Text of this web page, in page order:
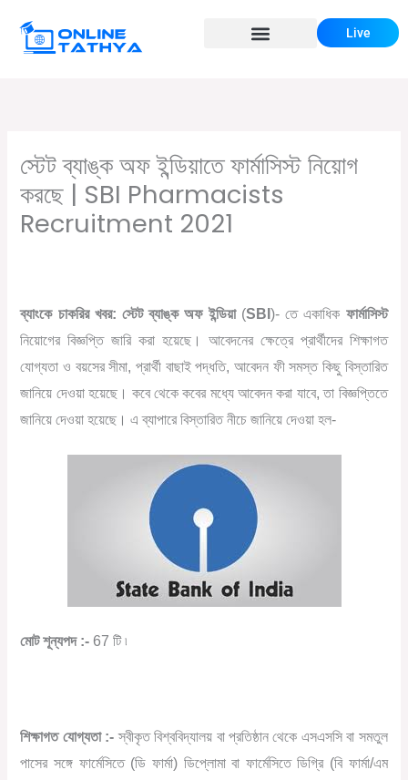
Live
স্টেট ব্যাঙ্ক অফ ইন্ডিয়াতে ফার্মাসিস্ট নিয়োগ
করছে | SBI Pharmacists
Recruitment 2021
ব্যাংকে চাকরির খবর: স্টেটব্যাঙ্ক অফ ইন্ডিয়া(SBI)- তে একাধিক ফার্মাসিস্ট
নিয়োগের বিজ্ঞপ্তি জারি করা হয়েছে। আবেদনের ক্ষেত্রে প্রার্থীদের শিক্ষাগত
যোগ্যতা ও বয়সের সীমা, প্রার্থী বাছাই পদ্ধতি, আবেদন ফী সমস্ত কিছু বিস্তারিত
জানিয়ে দেওয়া হয়েছে। কবে থেকে কবের মধ্যে আবেদন করা যাবে, তা বিজ্ঞপ্তিতে
জানিয়ে দেওয়া হয়েছে। এ ব্যাপারে বিস্তারিত নীচে জানিয়ে দেওয়া হল-
মোট শূন্যপদ :- 67 টি ৷
শিক্ষাগত যোগ্যতা :- স্বীকৃত বিশ্ববিদ্যালয় বা প্রতিষ্ঠান থেকে এসএসসি বা সমতুল
পাসের সঙ্গে ফার্মেসিতে (ডি ফার্মা) ডিপ্লোমা বা ফার্মেসিতে ডিগ্রি (বি ফার্মা/এম